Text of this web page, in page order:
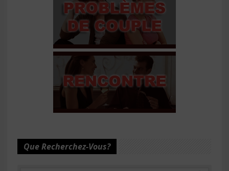
Que Recherchez-Vous?